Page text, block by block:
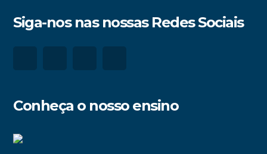
Siga-nos nas nossas Redes Sociais
Conheça o nosso ensino